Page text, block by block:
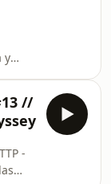
y
y
del
//
-